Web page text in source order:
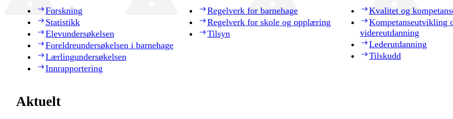
Forskning
Statistikk
Elevundersøkelsen
Foreldreundersøkelsen i barnehage
Lærlingundersøkelsen
Innrapportering
Regelverk for barnehage
Regelverk for skole og opplæring
Tilsyn
Kvalitet og
Kompetanseutvikling
videreutdanning
Lederutdanning
Tilskudd
Aktuelt